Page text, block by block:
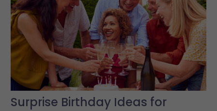
Surprise Birthday Ideas for